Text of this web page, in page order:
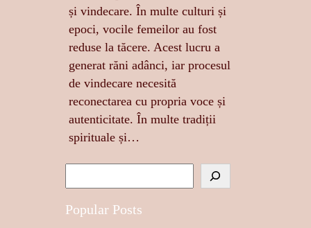
și vindecare. În multe culturi și
epoci, vocile femeilor au fost
reduse la tăcere. Acest lucru a
generat răni adânci, iar procesul
de vindecare necesită
reconectarea cu propria voce și
autenticitate. În multe tradiții
spirituale și…
e
a
Popular Posts